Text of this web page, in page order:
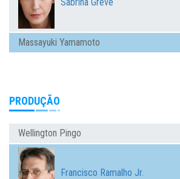
Massayuki Yamamoto
PRODUÇÃO
Wellington Pingo
Francisco Ramalho Jr.